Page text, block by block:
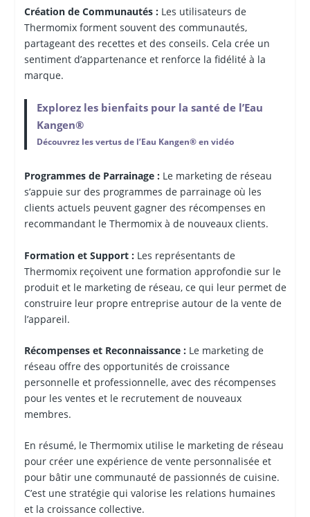
Création de Communautés :Les utilisateurs de
Thermomix forment souvent des communautés,
partageant des recettes et des conseils. Cela crée un
sentiment d’appartenance et renforce la fidélité à la
marque.
Explorez les bienfaits pour la santé de l’Eau
Kangen®
Découvrez les vertus de l’Eau Kangen® en vidéo
Programmes de Parrainage :Le marketing de réseau
s’appuie sur des programmes de parrainage où les
clients actuels peuvent gagner des récompenses en
recommandant le Thermomix à de nouveaux clients.
Formation et Support :Les représentants de
Thermomix reçoivent une formation approfondie sur le
produit et le marketing de réseau, ce qui leur permet de
construire leur propre entreprise autour de la vente de
l’appareil.
Récompenses et Reconnaissance :Le marketing de
réseau offre des opportunités de croissance
personnelle et professionnelle, avec des récompenses
pour les ventes et le recrutement de nouveaux
membres.
En résumé, le Thermomix utilise le marketing de réseau
pour créer une expérience de vente personnalisée et
pour bâtir une communauté de passionnés de cuisine.
C’est une stratégie qui valorise les relations humaines
et la croissance collective.